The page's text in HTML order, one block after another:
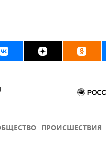
ПРОИСШЕСТВИЯ